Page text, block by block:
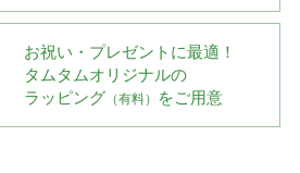
お祝い・プレゼントに最適！
タムタムオリジナルの
ラッピング （有料） をご用意